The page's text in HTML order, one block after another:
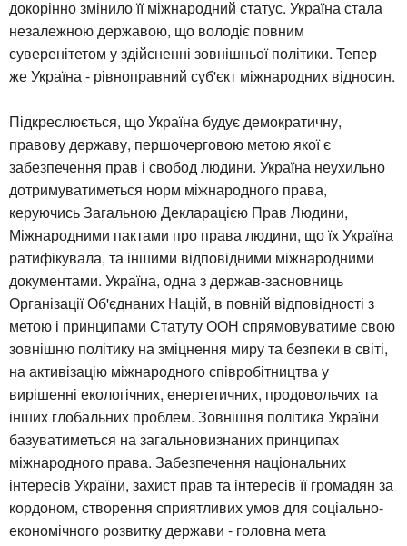
докорінно змінило її міжнародний статус. Україна стала
незалежною державою, що володіє повним
суверенітетом у здійсненні зовнішньої політики. Тепер
же Україна - рівноправний суб'єкт міжнародних відносин.
Підкреслюється, що Україна будує демократичну,
правову державу, першочерговою метою якої є
забезпечення прав і свобод людини. Україна неухильно
дотримуватиметься норм міжнародного права,
керуючись Загальною Декларацією Прав Людини,
Міжнародними пактами про права людини, що їх Україна
ратифікувала, та іншими відповідними міжнародними
документами. Україна, одна з держав-засновниць
Організації Об'єднаних Націй, в повній відповідності з
метою і принципами Статуту ООН спрямовуватиме свою
зовнішню політику на зміцнення миру та безпеки в світі,
на активізацію міжнародного співробітництва у
вирішенні екологічних, енергетичних, продовольчих та
інших глобальних проблем. Зовнішня політика України
базуватиметься на загальновизнаних принципах
міжнародного права. Забезпечення національних
інтересів України, захист прав та інтересів її громадян за
кордоном, створення сприятливих умов для соціально-
економічного розвитку держави - головна мета